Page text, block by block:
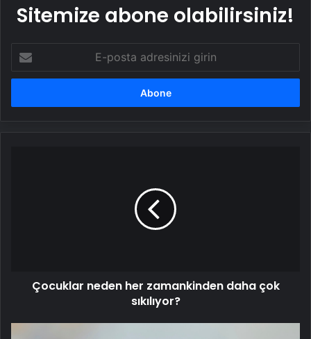
Sitemize abone olabilirsiniz!
posta
adresinizi
Çocuklar neden her zamankinden daha çok
sıkılıyor?